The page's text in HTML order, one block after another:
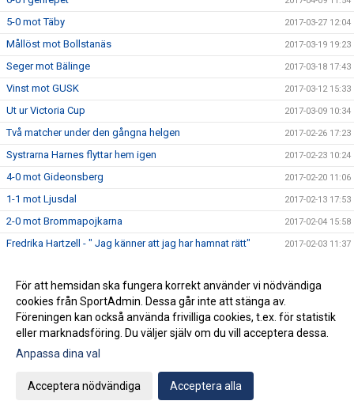
5-0 mot Täby 2017-03-27 12:04
Mållöst mot Bollstanäs 2017-03-19 19:23
Seger mot Bälinge 2017-03-18 17:43
Vinst mot GUSK 2017-03-12 15:33
Ut ur Victoria Cup 2017-03-09 10:34
Två matcher under den gångna helgen 2017-02-26 17:23
Systrarna Harnes flyttar hem igen 2017-02-23 10:24
4-0 mot Gideonsberg 2017-02-20 11:06
1-1 mot Ljusdal 2017-02-13 17:53
2-0 mot Brommapojkarna 2017-02-04 15:58
Fredrika Hartzell - " Jag känner att jag har hamnat rätt" 2017-02-03 11:37
Isabelle Käller ny lagkapten 2017-01-24 11:27
Seger respektive semifinal i NFF-cupen 2017-01-14 18:57
Finalförlust i förlängningen 2017-01-09 14:18
Klara för final i ST-cupen
Frida Lindbo lägger skorna på hyllan
För att hemsidan ska fungera korrekt använder vi nödvändiga
cookies från SportAdmin. Dessa går inte att stänga av.
Föreningen kan också använda frivilliga cookies, t.ex. för statistik
eller marknadsföring. Du väljer själv om du vill acceptera dessa.
Anpassa dina val
Acceptera nödvändiga Acceptera alla